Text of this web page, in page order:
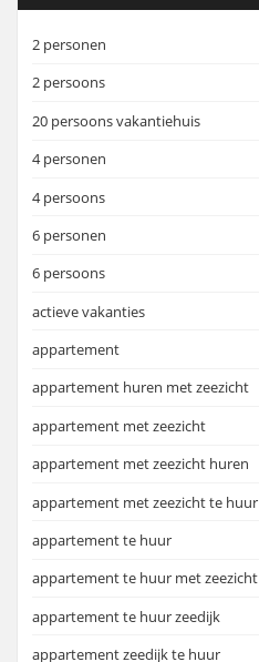
2 personen
2 persoons
20 persoons vakantiehuis
4 personen
4 persoons
6 personen
6 persoons
actieve vakanties
appartement
appartement huren met zeezicht
appartement met zeezicht
appartement met zeezicht huren
appartement met zeezicht te huur
appartement te huur
appartement te huur met zeezicht
appartement te huur zeedijk
appartement zeedijk te huur